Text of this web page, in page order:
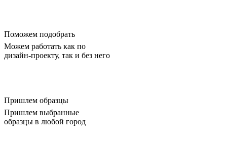
Поможем подобрать
Можем работать как по
дизайн-проекту, так и без него
Пришлем образцы
Пришлем выбранные
образцы в любой город